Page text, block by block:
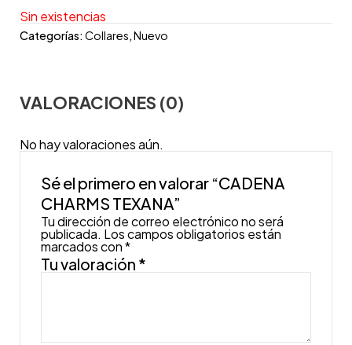
Sin existencias
Categorías:Collares,Nuevo
VALORACIONES (0)
No hay valoraciones aún.
Sé el primero en valorar “CADENA
CHARMS TEXANA”
Tu dirección de correo electrónico no será
publicada. Los campos obligatorios están
marcados con*
Tu valoración *